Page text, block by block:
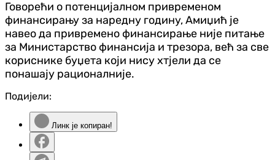
Говорећи о потенцијалном привременом
финансирању за наредну годину, Амиџић је
навео да привремено финансирање није питање
за Министарство финансија и трезора, већ за све
кориснике буџета који нису хтјели да се
понашају рационалније.
Подијели:
Линк је копиран!